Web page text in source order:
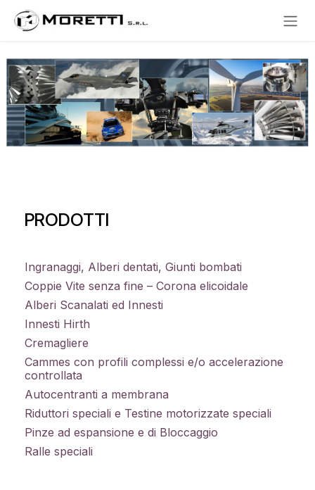
Se rendre au contenu
PRODOTTI
Ingranaggi, Alberi dentati, Giunti bombati
Coppie Vite senza fine – Corona elicoidale
Alberi Scanalati ed Innesti
Innesti Hirth
Cremagliere
Cammes con profili complessi e/o accelerazione
controllata
Autocentranti a membrana
Riduttori speciali e Testine motorizzate speciali
Pinze ad espansione e di Bloccaggio
Ralle speciali